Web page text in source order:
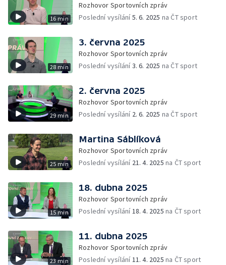
16 min
Rozhovor Sportovních zpráv
Poslední vysílání5. 6. 2025 na ČT sport
28 min
3. června 2025
Rozhovor Sportovních zpráv
Poslední vysílání3. 6. 2025 na ČT sport
29 min
2. června 2025
Rozhovor Sportovních zpráv
Poslední vysílání 2. 6. 2025 na ČT sport
25 min
Martina Sáblíková
Rozhovor Sportovních zpráv
Poslední vysílání 21. 4. 2025 na ČT sport
15 min
18. dubna 2025
Rozhovor Sportovních zpráv
Poslední vysílání18. 4. 2025 na ČT sport
23 min
11. dubna 2025
Rozhovor Sportovních zpráv
Poslední vysílání11. 4. 2025 na ČT sport